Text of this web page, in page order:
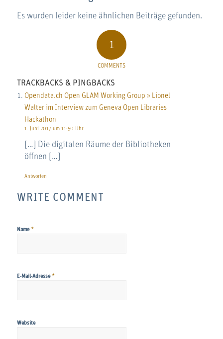
Es wurden leider keine ähnlichen Beiträge gefunden.
1
COMMENTS
TRACKBACKS & PINGBACKS
Opendata.ch Open GLAM Working Group » Lionel
Walter im Interview zum Geneva Open Libraries
Hackathon
1. Juni 2017 um 11:50 Uhr
[…] Die digitalen Räume der Bibliotheken
öffnen […]
Antworten
WRITE COMMENT
Name *
E-Mail-Adresse *
Website